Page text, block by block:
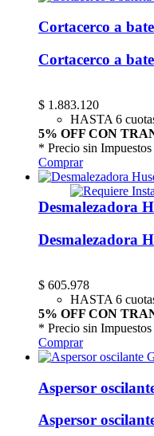
Cortacerco a
Cortacerco a
$ 1.883.120
HASTA 6
5% OFF CON
* Precio sin Impuestos
Comprar
Desmalezadora
Desmalezadora
$ 605.978
HASTA 6
5% OFF CON
* Precio sin Impuestos
Comprar
Aspersor
Aspersor